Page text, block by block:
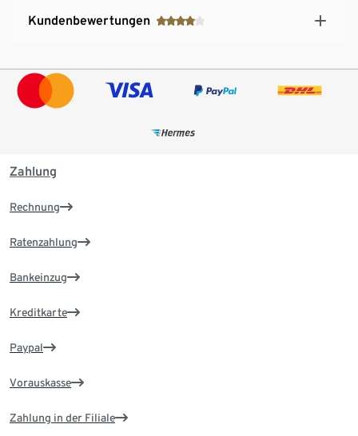
Kundenbewertungen
Zahlung
Rechnung
Ratenzahlung
Bankeinzug
Kreditkarte
Paypal
Vorauskasse
Zahlung in der Filiale